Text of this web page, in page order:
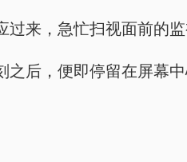
来，急忙扫视面前的监
后，便即停留在屏幕